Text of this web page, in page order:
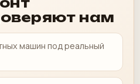
нам
машин под реальный